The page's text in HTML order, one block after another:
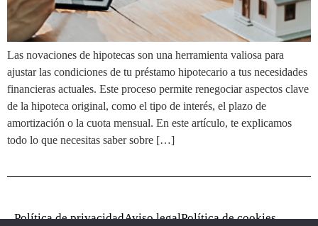
Las novaciones de hipotecas son una herramienta valiosa para
ajustar las condiciones de tu préstamo hipotecario a tus necesidades
financieras actuales. Este proceso permite renegociar aspectos clave
de la hipoteca original, como el tipo de interés, el plazo de
amortización o la cuota mensual. En este artículo, te explicamos
todo lo que necesitas saber sobre […]
Política de privacidadAviso legalPolítica de cookies